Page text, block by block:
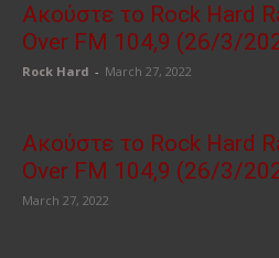
Ακούστε το Rock Hard
Over FM 104,9 (26/3/
Rock Hard - March 27, 2022
Ακούστε το Rock Hard
Over FM 104,9 (26/3/
March 27, 2022